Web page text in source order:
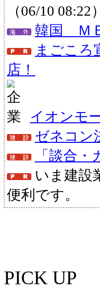
（06/10 08:22
韓国 Ｍ
まごころ
店！
イオンモ
ゼネコ
「談合
いま建設
便利です。
PICK UP